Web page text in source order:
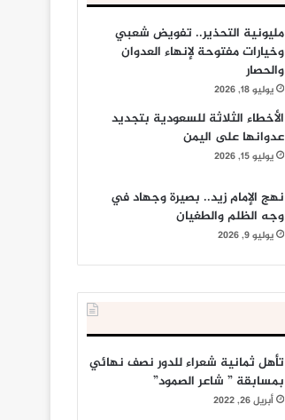
مليونية التحذير.. تفويض شعبي
وخيارات مفتوحة لإنهاء العدوان
والحصار
يوليو 18, 2026
الأخطاء الثلاثة للسعودية بتجديد
عدوانها على اليمن
يوليو 15, 2026
نهج الإمام زيد.. بصيرة وجهاد في
وجه الظلم والطغيان
يوليو 9, 2026
تأهل ثمانية شعراء للدور نصف نهائي
بمسابقة ” شاعر الصمود”
أبريل 26, 2022